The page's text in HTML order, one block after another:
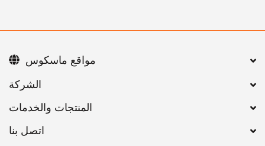
اتصل بنا
مواقع ماسكوس